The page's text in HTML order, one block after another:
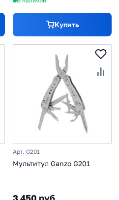
Купить
Арт. G201
Мультитул Ganzo G201